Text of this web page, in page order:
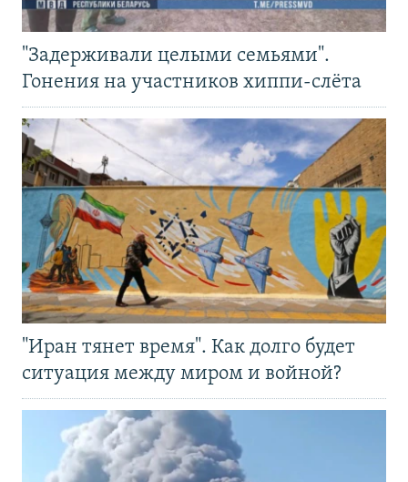
"Задерживали целыми семьями".
Гонения на участников хиппи-слёта
"Иран тянет время". Как долго будет
ситуация между миром и войной?